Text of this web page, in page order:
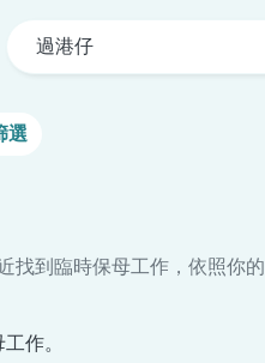
過港仔
選
找到臨時保母工作，依照你的
作。